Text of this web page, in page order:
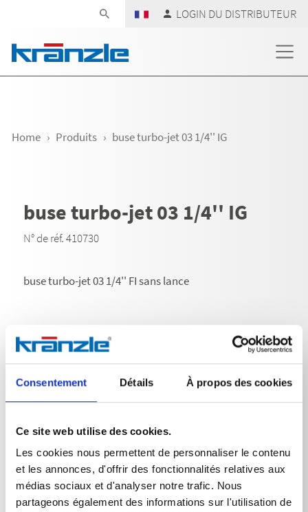
Consentement Détails À propos des cookies
Ce site web utilise des cookies.
Les cookies nous permettent de personnaliser le contenu
et les annonces, d'offrir des fonctionnalités relatives aux
médias sociaux et d'analyser notre trafic. Nous
partageons également des informations sur l'utilisation de
LOGIN DU DISTRIBUTEUR
Home Produits buse turbo-jet 03 1/4'' IG
buse turbo-jet 03 1/4'' IG
N° de réf. 410730
buse turbo-jet 03 1/4'' FI sans lance
Données techniques
DONNÉES TECHNIQUES